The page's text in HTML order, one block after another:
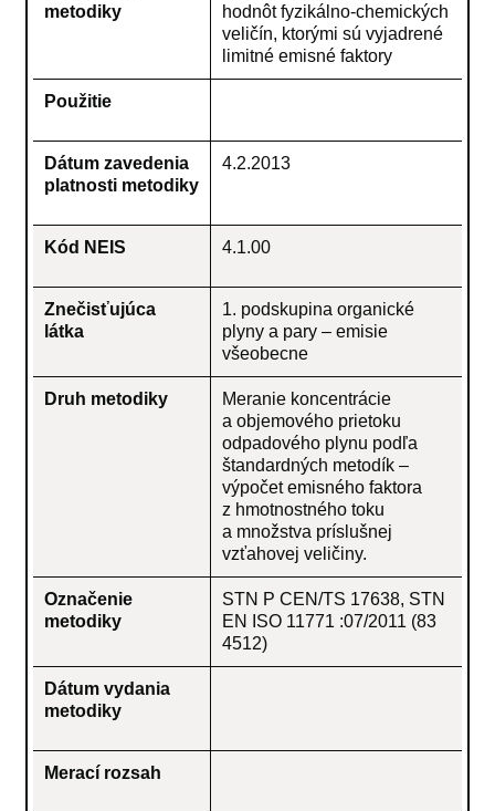
metodiky
hodnôt fyzikálno-chemických
veličín, ktorými sú vyjadrené
limitné emisné faktory
Použitie
Dátum zavedenia
platnosti metodiky
4.2.2013
Kód NEIS 4.1.00
Znečisťujúca
látka
1. podskupina organické
plyny a pary – emisie
všeobecne
Druh metodiky
Meranie koncentrácie
a objemového prietoku
odpadového plynu podľa
štandardných metodík –
výpočet emisného faktora
z hmotnostného toku
a množstva príslušnej
vzťahovej veličiny.
Označenie
metodiky
STN P CEN/TS 17638, STN
EN ISO 11771 :07/2011 (83
4512)
Dátum vydania
metodiky
Merací rozsah